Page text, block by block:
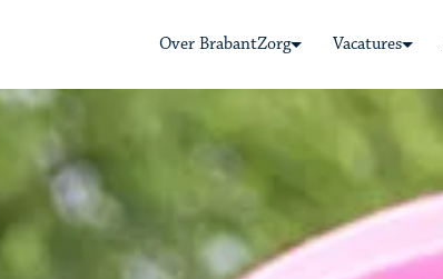
Over BrabantZorg Vacatures